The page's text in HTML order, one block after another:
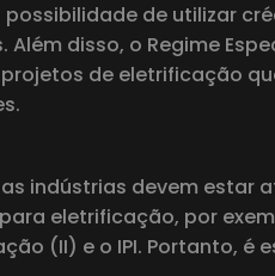
de utilizar
disso, o Regime
de eletrificação
indústrias devem estar
eletrificação, por
(II) e o IPI. Portanto,